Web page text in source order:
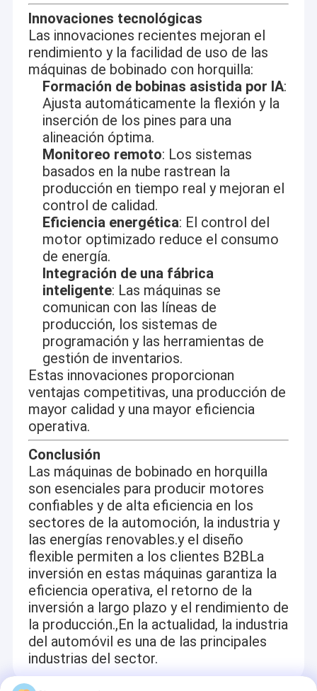
Innovaciones tecnológicas
Las innovaciones recientes mejoran el
rendimiento y la facilidad de uso de las
máquinas de bobinado con horquilla:
Formación de bobinas asistida por IA:
Ajusta automáticamente la flexión y la
inserción de los pines para una
alineación óptima.
Monitoreo remoto: Los sistemas
basados en la nube rastrean la
producción en tiempo real y mejoran el
control de calidad.
Eficiencia energética: El control del
motor optimizado reduce el consumo
de energía.
Integración de una fábrica
inteligente: Las máquinas se
comunican con las líneas de
producción, los sistemas de
programación y las herramientas de
gestión de inventarios.
Estas innovaciones proporcionan
ventajas competitivas, una producción de
mayor calidad y una mayor eficiencia
operativa.
Conclusión
Las máquinas de bobinado en horquilla
son esenciales para producir motores
confiables y de alta eficiencia en los
sectores de la automoción, la industria y
las energías renovables.y el diseño
flexible permiten a los clientes B2BLa
inversión en estas máquinas garantiza la
eficiencia operativa, el retorno de la
inversión a largo plazo y el rendimiento de
la producción.,En la actualidad, la industria
del automóvil es una de las principales
industrias del sector.